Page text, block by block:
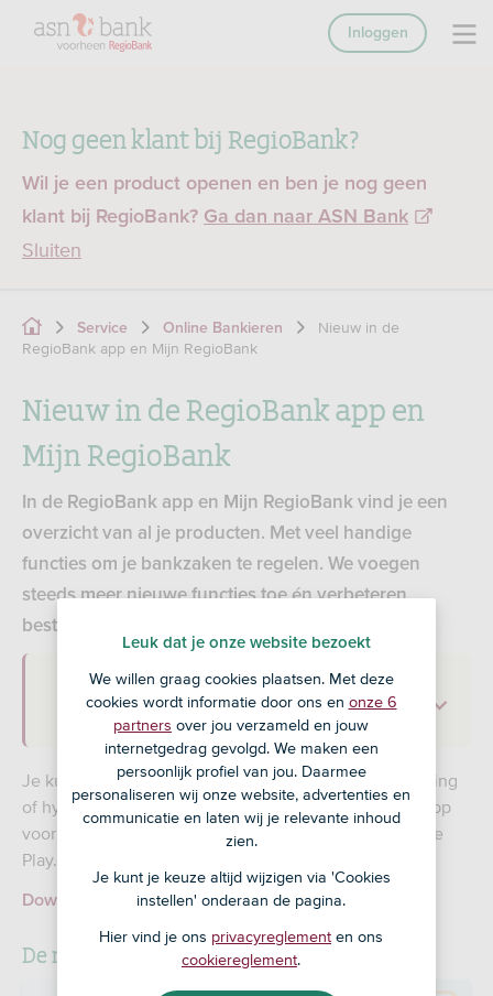
Nog geen klant bij RegioBank?
Wil je een product openen en ben je nog geen
klant bij RegioBank? Ga dan naar ASN Bank
Sluiten
Inloggen
Service Online Bankieren
Nieuw in de
RegioBank app en Mijn RegioBank
Nieuw in de RegioBank app en
Mijn RegioBank
In de RegioBank app en Mijn RegioBank vind je een
overzicht van al je producten. Met veel handige
functies om je bankzaken te regelen. We voegen
steeds meer nieuwe functies toe én verbeteren
bestaande functies. Bekijk hier wat er nieuw is.
Op deze pagina:
Je kunt de RegioBank app gebruiken als je een rekening
of hypotheek bij ons hebt. Download de RegioBank app
voor je smartphone of tablet in de App Store of Google
Play.
Download de app
De nieuwe features van 2025
Leuk dat je onze website bezoekt
We willen graag cookies plaatsen. Met deze
cookies wordt informatie door ons en onze 6
partners over jou verzameld en jouw
internetgedrag gevolgd. We maken een
persoonlijk profiel van jou. Daarmee
personaliseren wij onze website, advertenties en
communicatie en laten wij je relevante inhoud
zien.
Je kunt je keuze altijd wijzigen via 'Cookies
instellen' onderaan de pagina.
Hier vind je ons privacyreglement en ons
cookiereglement.